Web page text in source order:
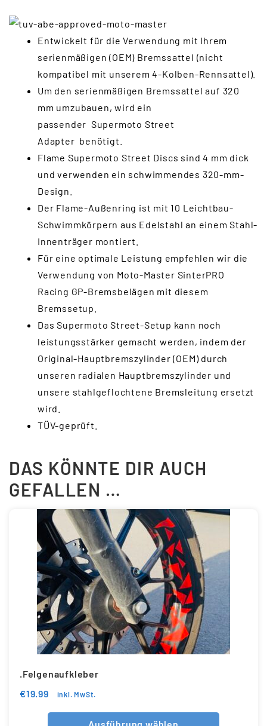
Entwickelt für die Verwendung mit Ihrem
serienmäßigen (OEM) Bremssattel (nicht
kompatibel mit unserem 4-Kolben-Rennsattel).
Um den serienmäßigen Bremssattel auf 320
mm umzubauen, wird ein
passender Supermoto Street
Adapter benötigt.
Flame Supermoto Street Discs sind 4 mm dick
und verwenden ein schwimmendes 320-mm-
Design.
Der Flame-Außenring ist mit 10 Leichtbau-
Schwimmkörpern aus Edelstahl an einem Stahl-
Innenträger montiert.
Für eine optimale Leistung empfehlen wir die
Verwendung von Moto-Master SinterPRO
Racing GP-Bremsbelägen mit diesem
Bremssetup.
Das Supermoto Street-Setup kann noch
leistungsstärker gemacht werden, indem der
Original-Hauptbremszylinder (OEM) durch
unseren radialen Hauptbremszylinder und
unsere stahlgeflochtene Bremsleitung ersetzt
wird.
TÜV-geprüft.
DAS KÖNNTE DIR AUCH
GEFALLEN …
.Felgenaufkleber
€19.99 inkl. MwSt.